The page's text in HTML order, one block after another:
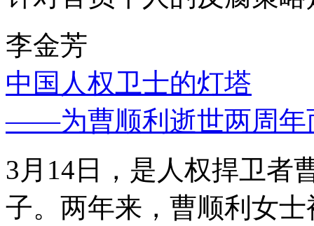
李金芳
中国人权卫士的灯塔
——为曹顺利逝世两周年
3月14日，是人权捍卫者
子。两年来，曹顺利女